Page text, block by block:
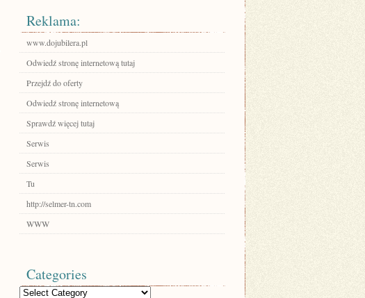
Reklama:
www.dojubilera.pl
Odwiedź stronę internetową tutaj
Przejdź do oferty
Odwiedź stronę internetową
Sprawdź więcej tutaj
Serwis
Serwis
Tu
http://selmer-tn.com
WWW
Categories
Categories